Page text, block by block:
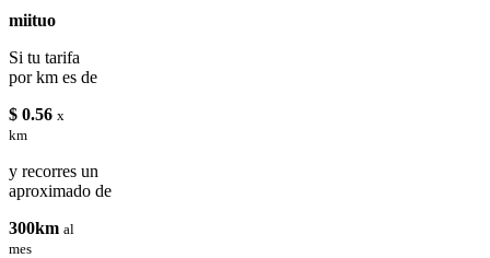
miituo
Si tu tarifa
por km es de
$ 0.56 x
km
y recorres un
aproximado de
300km al
mes